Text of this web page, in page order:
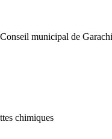
municipal de
chimiques